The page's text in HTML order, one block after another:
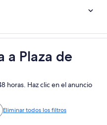
a Plaza de
horas. Haz clic en el anuncio
Eliminar todos los filtros